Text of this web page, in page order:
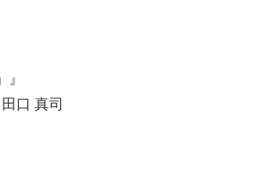
口 真司